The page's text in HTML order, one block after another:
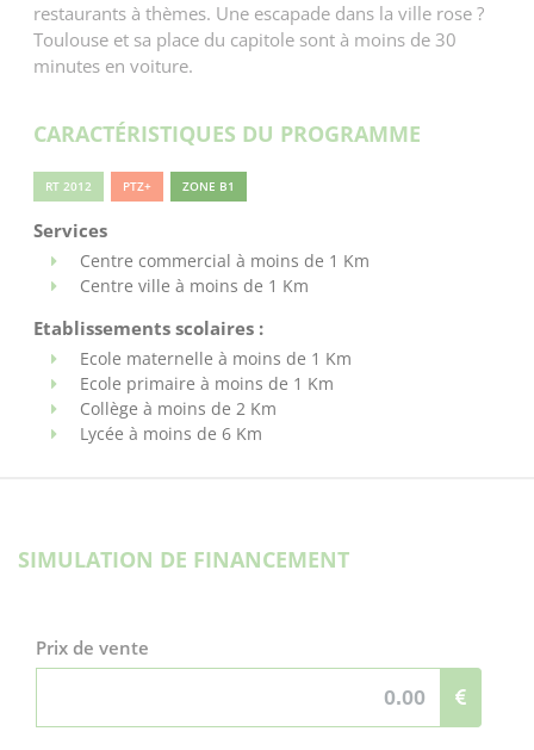
restaurants à thèmes. Une escapade dans la ville rose ?
Toulouse et sa place du capitole sont à moins de 30
minutes en voiture.
CARACTÉRISTIQUES DU PROGRAMME
RT 2012 PTZ+ ZONE B1
Services
Centre commercial à moins de 1 Km
Centre ville à moins de 1 Km
Etablissements scolaires :
Ecole maternelle à moins de 1 Km
Ecole primaire à moins de 1 Km
Collège à moins de 2 Km
Lycée à moins de 6 Km
SIMULATION DE FINANCEMENT
Prix de vente